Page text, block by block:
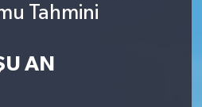
Tahmini
AN